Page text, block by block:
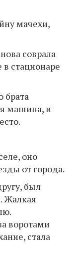
мачехи,
соврала
в стационаре
брата
машина, и
оно
от города.
был
Жалкая
воротами
стала